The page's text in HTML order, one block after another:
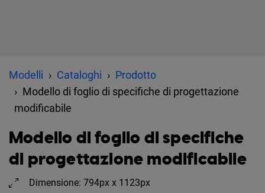
Modelli Cataloghi
Prodotto
Modello di foglio di specifiche di progettazione
modificabile
Modello di foglio di specifiche
di progettazione modificabile
Dimensione: 794px x 1123px